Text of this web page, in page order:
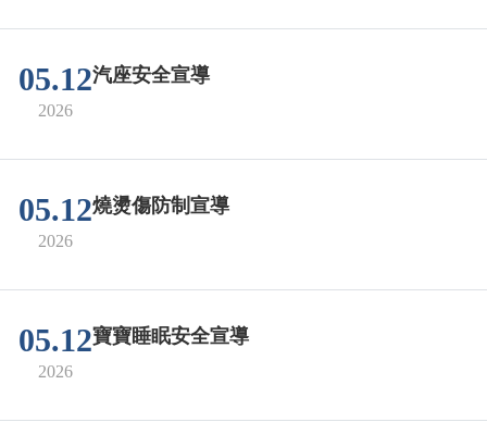
05.12
2026
汽座安全宣導
05.12
2026
燒燙傷防制宣導
05.12
2026
寶寶睡眠安全宣導